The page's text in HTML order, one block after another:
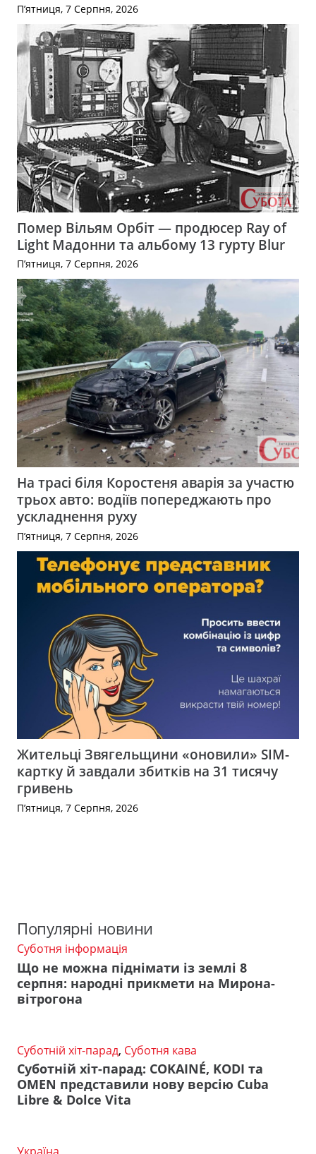
П’ятниця, 7 Серпня, 2026
Помер Вільям Орбіт — продюсер Ray of
Light Мадонни та альбому 13 гурту Blur
П’ятниця, 7 Серпня, 2026
На трасі біля Коростеня аварія за участю
трьох авто: водіїв попереджають про
ускладнення руху
П’ятниця, 7 Серпня, 2026
Жительці Звягельщини «оновили» SIM-
картку й завдали збитків на 31 тисячу
гривень
П’ятниця, 7 Серпня, 2026
Популярні новини
Суботня інформація
Що не можна піднімати із землі 8
серпня: народні прикмети на Мирона-
вітрогона
Суботній хіт-парад, Суботня кава
Суботній хіт-парад: COKAINÉ, KODI та
OMEN представили нову версію Cuba
Libre & Dolce Vita